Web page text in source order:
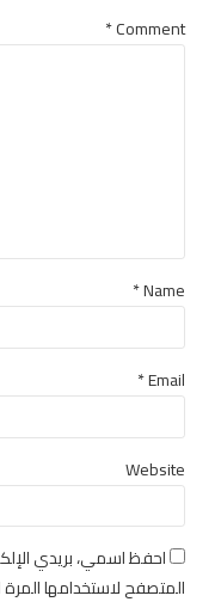
Comment
*
Name *
Email *
Website
احفظ اسمي، بريدي
المتصفح لاستخدامها